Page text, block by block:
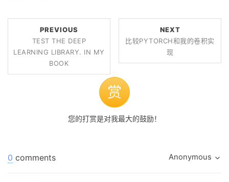
PREVIOUS
TEST THE DEEP
LEARNING LIBRARY. IN MY
BOOK
NEXT
比较PYTORCH和我的卷积实
现
赏
您的打赏是对我最大的鼓励！
0 comments Anonymous